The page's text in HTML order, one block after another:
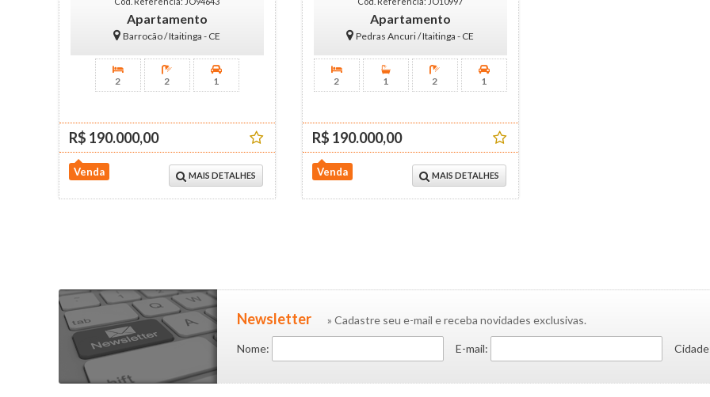
Apartamento
Barrocão / Itaitinga - CE
Venda
R$ 190.000,00
MAIS DETALHES
2 2 1
Apartamento
Pedras Ancuri / Itaitinga - CE
Venda
R$ 190.000,00
MAIS DETALHES
2 1 2 1
Newsletter » Cadastre seu e-mail e receba novidades exclusivas.
Nome: E-mail: